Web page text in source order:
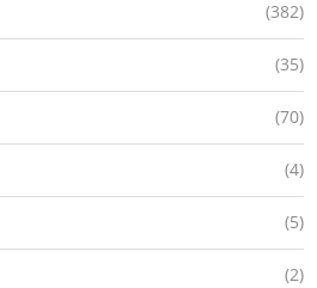
(382)
(35)
(70)
(4)
(5)
(2)